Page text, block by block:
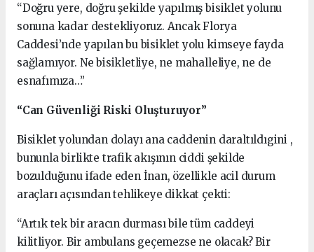
“Doğru yere, doğru şekilde yapılmış bisiklet yolunu
sonuna kadar destekliyoruz. Ancak Florya
Caddesi’nde yapılan bu bisiklet yolu kimseye fayda
sağlamıyor. Ne bisikletliye, ne mahalleliye, ne de
esnafımıza…”
“Can Güvenliği Riski Oluşturuyor”
Bisiklet yolundan dolayı ana caddenin daraltıldıgini ,
bununla birlikte trafik akışının ciddi şekilde
bozulduğunu ifade eden İnan, özellikle acil durum
araçları açısından tehlikeye dikkat çekti:
“Artık tek bir aracın durması bile tüm caddeyi
kilitliyor. Bir ambulans geçemezse ne olacak? Bir